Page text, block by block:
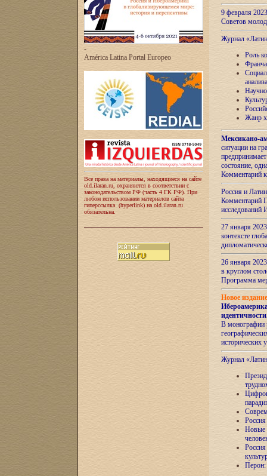
-
América Latina Portal Europeo
Все права на материалы, находящиеся на сайте
old.ilaran.ru, охраняются в соответствии с
законодательством РФ (часть 4 ГК РФ). При
любом использовании материалов сайта
гиперссылка (hyperlink) на old.ilaran.ru
обязательна.
9 февраля
Советов
Журнал
Роль
анализа
Жанр
Мексикано-
ситуации на
состояние,
Комментарий
Россия и
Комментарий
27 января
контексте
26 января
в круглом
Программа
Новое
идентичности
В монографии
исторических
Журнал
Новые
Перон: